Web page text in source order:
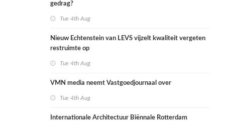
gedrag?
Tue 4th Aug
Nieuw Echtenstein van LEVS vijzelt kwaliteit vergeten
restruimte op
Tue 4th Aug
VMN media neemt Vastgoedjournaal over
Tue 4th Aug
Internationale Architectuur Biënnale Rotterdam